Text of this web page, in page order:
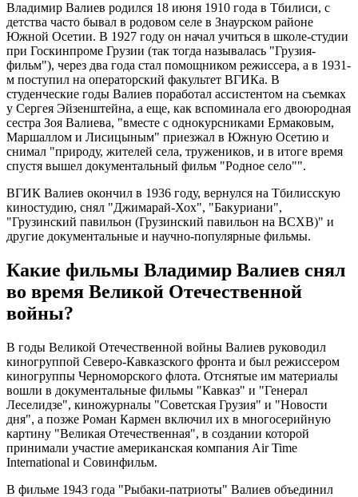
Владимир Валиев родился 18 июня 1910 года в Тбилиси, с
детства часто бывал в родовом селе в Знаурском районе
Южной Осетии. В 1927 году он начал учиться в школе-студии
при Госкинпроме Грузии (так тогда называлась "Грузия-
фильм"), через два года стал помощником режиссера, а в 1931-
м поступил на операторский факультет ВГИКа. В
студенческие годы Валиев поработал ассистентом на съемках
у Сергея Эйзенштейна, а еще, как вспоминала его двоюродная
сестра Зоя Валиева, "вместе с однокурсниками Ермаковым,
Маршаллом и Лисицыным" приезжал в Южную Осетию и
снимал "природу, жителей села, тружеников, и в итоге время
спустя вышел документальный фильм "Родное село"".
ВГИК Валиев окончил в 1936 году, вернулся на Тбилисскую
киностудию, снял "Джимарай-Хох", "Бакуриани",
"Грузинский павильон (Грузинский павильон на ВСХВ)" и
другие документальные и научно-популярные фильмы.
Какие фильмы Владимир Валиев снял
во время Великой Отечественной
войны?
В годы Великой Отечественной войны Валиев руководил
киногруппой Северо-Кавказского фронта и был режиссером
киногруппы Черноморского флота. Отснятые им материалы
вошли в документальные фильмы "Кавказ" и "Генерал
Леселидзе", киножурналы "Советская Грузия" и "Новости
дня", а позже Роман Кармен включил их в многосерийную
картину "Великая Отечественная", в создании которой
принимали участие американская компания Air Time
International и Совинфильм.
В фильме 1943 года "Рыбаки-патриоты" Валиев объединил